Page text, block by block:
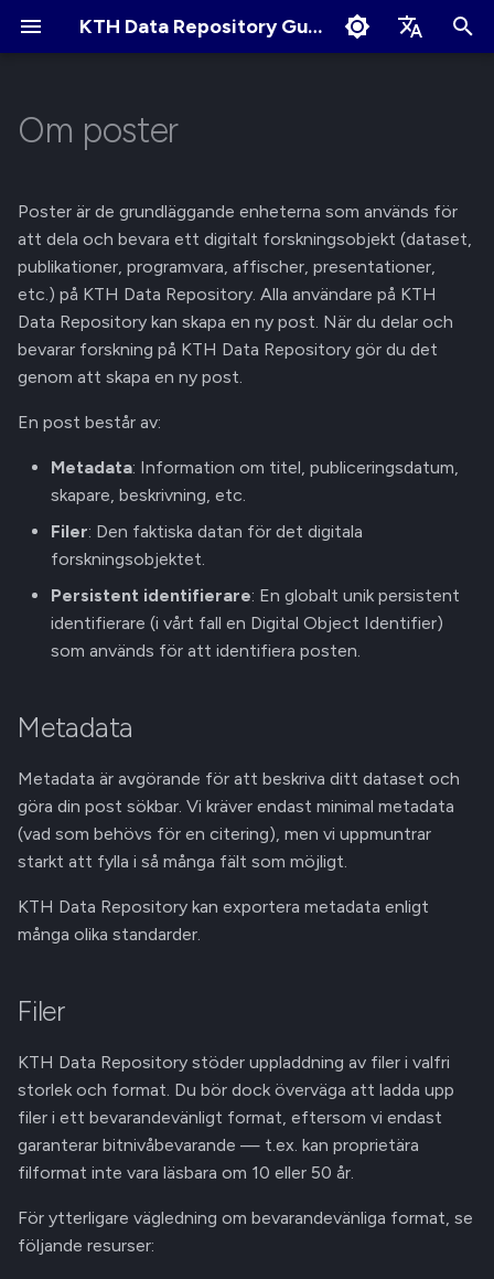
KTH Data Repository Guides
a
i
s
e
Snabbstart
Skapa ett konto
Logga in och logga ut
Visa inloggade enheter
Navigera i KTH Data
Repository
Metadata
Filer
Persistent identifierare
Livscykel
Versioner
Åtkomst
Om Communities
Ansök om nytt Community
Community owner-ansvar
Granska inlämning
Granska poster
Samarbeta och dela
Användardelning
Länkdelning
Åtkomstförfrågningar
Skicka in för granskning
Skicka till Community
Hantera dina inlämningar
Medlemsinbjudningar
Villkor för användning
Cookies Policy
Redigera Profil
Ändra profilens synlighet
Länka ditt GitHub/ORCID-
konto
Hantera
aviseringsinställningar
Om poster
Poster är de grundläggande enheterna som används för
att dela och bevara ett digitalt forskningsobjekt (dataset,
publikationer, programvara, affischer, presentationer,
etc.) på KTH Data Repository. Alla användare på KTH
Data Repository kan skapa en ny post. När du delar och
bevarar forskning på KTH Data Repository gör du det
genom att skapa en ny post.
En post består av:
Metadata: Information om titel, publiceringsdatum,
skapare, beskrivning, etc.
Filer: Den faktiska datan för det digitala
forskningsobjektet.
Persistent identifierare: En globalt unik persistent
identifierare (i vårt fall en Digital Object Identifier)
som används för att identifiera posten.
Metadata
Metadata är avgörande för att beskriva ditt dataset och
göra din post sökbar. Vi kräver endast minimal metadata
(vad som behövs för en citering), men vi uppmuntrar
starkt att fylla i så många fält som möjligt.
KTH Data Repository kan exportera metadata enligt
många olika standarder.
Filer
KTH Data Repository stöder uppladdning av filer i valfri
storlek och format. Du bör dock överväga att ladda upp
filer i ett bevarandevänligt format, eftersom vi endast
garanterar bitnivåbevarande — t.ex. kan proprietära
filformat inte vara läsbara om 10 eller 50 år.
För ytterligare vägledning om bevarandevänliga format, se
följande resurser: